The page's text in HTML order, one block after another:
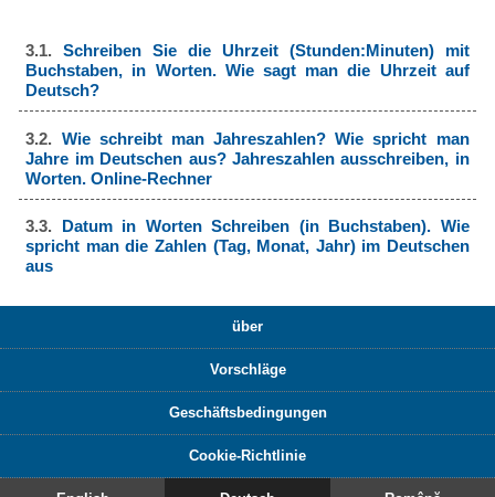
3.1.Schreiben Sie die Uhrzeit (Stunden:Minuten) mit
Buchstaben, in Worten. Wie sagt man die Uhrzeit auf
Deutsch?
3.2. Wie schreibt man Jahreszahlen? Wie spricht man
Jahre im Deutschen aus? Jahreszahlen ausschreiben, in
Worten. Online-Rechner
3.3. Datum in Worten Schreiben (in Buchstaben). Wie
spricht man die Zahlen (Tag, Monat, Jahr) im Deutschen
aus
über
Vorschläge
Geschäftsbedingungen
Cookie-Richtlinie